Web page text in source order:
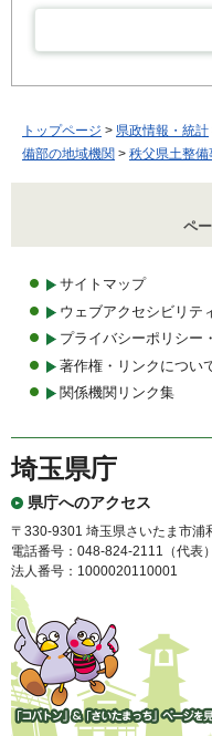
トップページ > 県政情報・統計
備部の地域機関 > 秩父県土整備
ペ
サイトマップ
ウェブアクセシビリテ
プライバシーポリシー
著作権・リンクについ
関係機関リンク集
埼玉県庁
県庁へのアクセス
〒330-9301 埼玉県さいたま市浦
電話番号：048-824-2111（代表）
法人番号：1000020110001
「コバトン」&「さいたまっ